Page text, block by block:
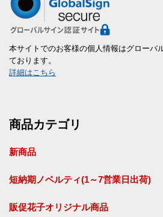
本サイトでのお客様の個人情報はグローバ
ております。
詳細はこちら
商品カテゴリ
新商品
短納期ノベルティ(1～7営業日出荷)
販促花子オリジナル商品